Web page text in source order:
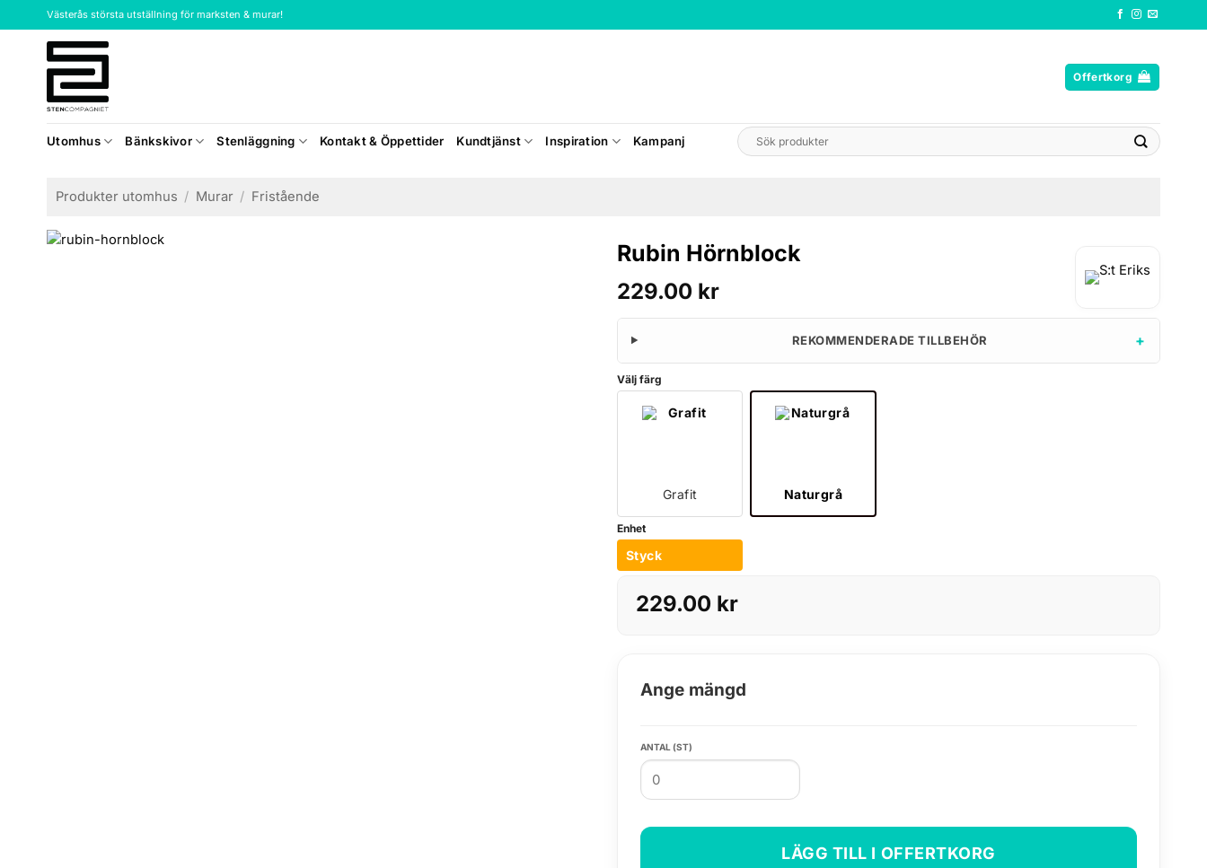
to
Västerås största utställning för marksten & murar!
Offertkorg
Utomhus Bänkskivor Stenläggning Kontakt & Öppettider Kundtjänst Inspiration Kampanj
Sök
efter:
Produkter utomhus / Murar / Fristående
Rubin Hörnblock
229.00 kr
REKOMMENDERADE TILLBEHÖR +
Välj färg
Grafit Naturgrå
Enhet
Styck
229.00 kr
Ange mängd
ANTAL (ST)
LÄGG TILL I OFFERTKORG